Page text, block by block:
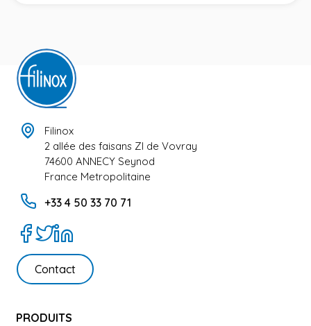
Filinox
2 allée des faisans ZI de Vovray
74600 ANNECY Seynod
France Metropolitaine
+33 4 50 33 70 71
Contact
PRODUITS